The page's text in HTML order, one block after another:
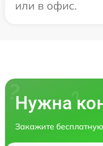
или в офис.
Нужна
Закажите